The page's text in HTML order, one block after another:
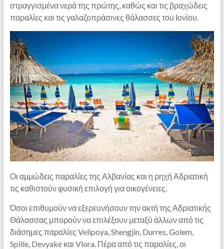
στραγγισμένα νερά της πρώτης, καθώς και τις βραχώδεις
παραλίες και τις γαλαζοπράσινες θάλασσες του Ιονίου.
Οι αμμώδεις παραλίες της Αλβανίας και η ρηχή Αδριατική
τις καθιστούν φυσική επιλογή για οικογένειες.
Όσοι επιθυμούν να εξερευνήσουν την ακτή της Αδριατικής
Θάλασσας μπορούν να επιλέξουν μεταξύ άλλων από τις
διάσημες παραλίες Velipoya, Shengjin, Durres, Golem,
Spille, Devyake και Vlora. Πέρα από τις παραλίες, οι